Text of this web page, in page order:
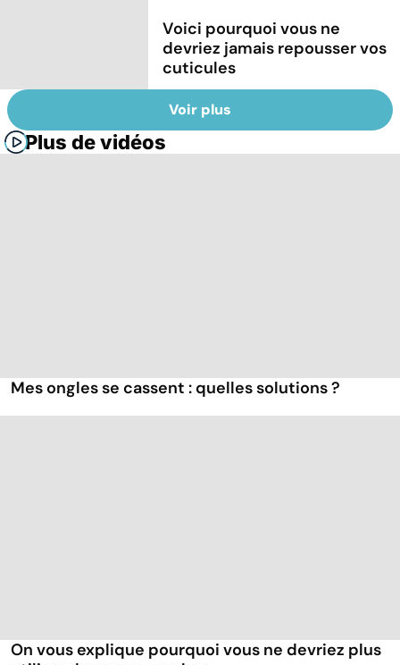
Voici pourquoi vous ne
devriez jamais repousser vos
cuticules
Voir plus
Plus de vidéos
Mes ongles se cassent : quelles solutions ?
On vous explique pourquoi vous ne devriez plus